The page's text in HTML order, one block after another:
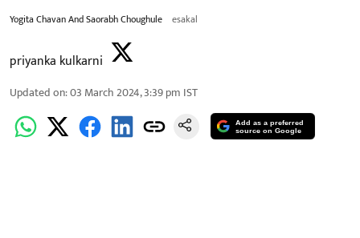
Yogita Chavan And Saorabh Choughule esakal
priyanka kulkarni
Updated on:03 March 2024, 3:39 pm IST
Add as a preferred
source on Google